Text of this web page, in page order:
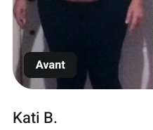
Kati B.